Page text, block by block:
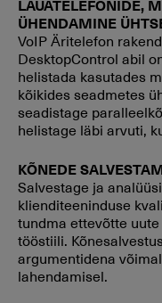
LAUATELEFONIDE,
ÜHENDAMINE
VoIP Äritelefon
DеsktopControl abil
helistada kasutades
kõikides seadmetes
seadistage
helistage läbi arvuti,
KÕNEDE
Salvestage ja
klienditeeninduse
tundma ettevõtte
tööstiili.
argumentidena
lahendamisel.